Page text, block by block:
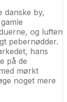
danske by,
og luften
pebernødder.
hans
på de
mørkt
noget mere